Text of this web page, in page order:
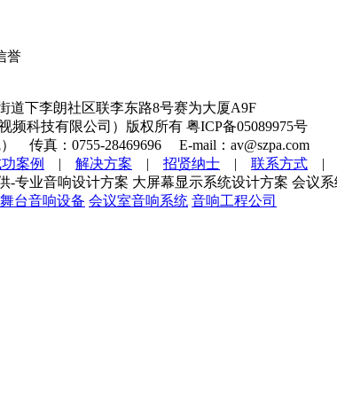
誉
道下李朗社区联李东路8号赛为大厦A9F
频科技有限公司）版权所有 粤ICP备05089975号
） 传真：0755-28469696 E-mail：av@szpa.com
案例 | 解决方案 | 招贤纳士 | 联系方式 |
-专业音响设计方案 大屏幕显示系统设计方案 会议
舞台音响设备 会议室音响系统 音响工程公司